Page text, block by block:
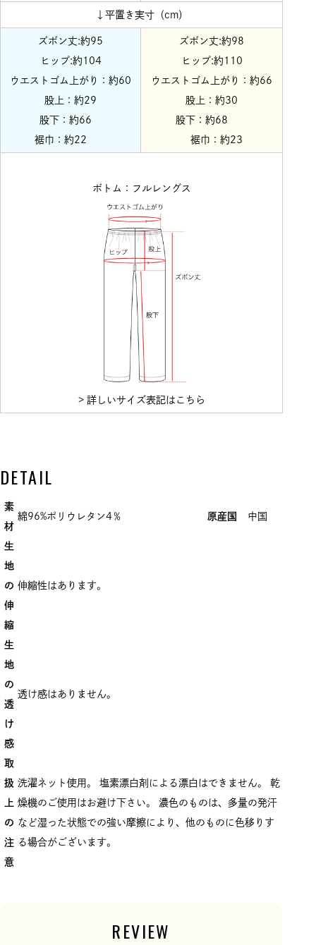
↓平置き実寸（cm）
ズボン丈:約95
ヒップ:約104
ウエストゴム上がり：約60
股上：約29
股下：約66
裾巾：約22
ズボン丈:約98
ヒップ:約110
ウエストゴム上がり：約66
股上：約30
股下：約68
裾巾：約23
ボトム：フルレングス
> 詳しいサイズ表記はこちら
DETAIL
素
材
綿96%ポリウレタン4％ 原産国 中国
生
地
の
伸
縮
伸縮性はあります。
生
地
の
透
け
感
透け感はありません。
取
扱
上
の
注
意
洗濯ネット使用。 塩素漂白剤による漂白はできません。 乾
燥機のご使用はお避け下さい。 濃色のものは、多量の発汗
など湿った状態での強い摩擦により、他のものに色移りす
る場合がございます。
REVIEW